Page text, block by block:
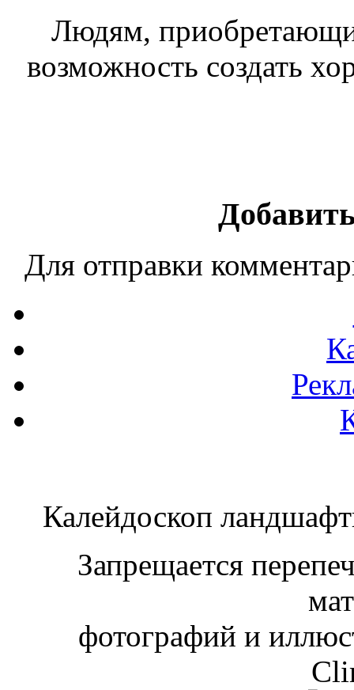
Людям,
возможность создать
Для отправки
Калейдоскоп
Запрещается
фотографий и